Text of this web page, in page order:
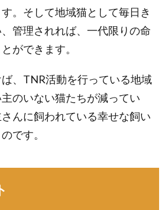
。そして地域猫として毎日き
管理されれば、一代限りの命
ができます。
、TNR活動を行っている地域
のいない猫たちが減ってい
んに飼われている幸せな飼い
です。